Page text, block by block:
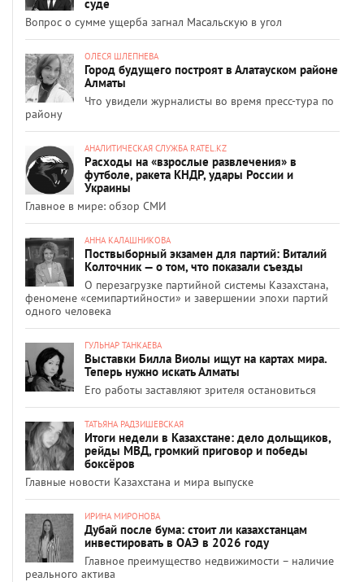
суде
Вопрос о сумме ущерба загнал Масальскую в угол
ОЛЕСЯ ШЛЕПНЕВА
Город будущего построят в Алатауском районе
Алматы
Что увидели журналисты во время пресс-тура по
району
АНАЛИТИЧЕСКАЯ СЛУЖБА RATEL.KZ
Расходы на «взрослые развлечения» в
футболе, ракета КНДР, удары России и
Украины
Главное в мире: обзор СМИ
АННА КАЛАШНИКОВА
Поствыборный экзамен для партий: Виталий
Колточник — о том, что показали съезды
О перезагрузке партийной системы Казахстана,
феномене «семипартийности» и завершении эпохи партий
одного человека
ГУЛЬНАР ТАНКАЕВА
Выставки Билла Виолы ищут на картах мира.
Теперь нужно искать Алматы
Его работы заставляют зрителя остановиться
ТАТЬЯНА РАДЗИШЕВСКАЯ
Итоги недели в Казахстане: дело дольщиков,
рейды МВД, громкий приговор и победы
боксёров
Главные новости Казахстана и мира выпуске
ИРИНА МИРОНОВА
Дубай после бума: стоит ли казахстанцам
инвестировать в ОАЭ в 2026 году
Главное преимущество недвижимости – наличие
реального актива